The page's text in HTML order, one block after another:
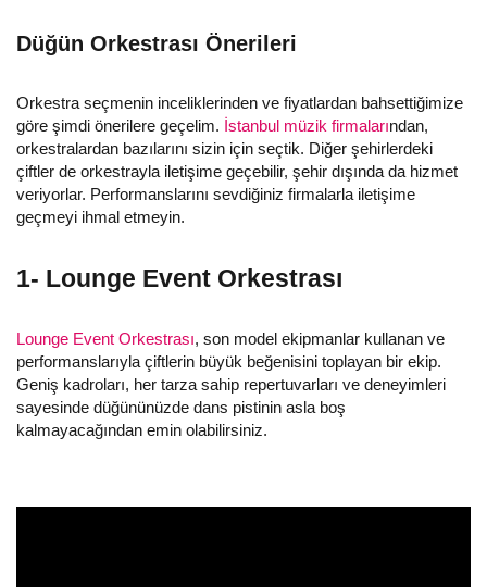
Düğün Orkestrası Önerileri
Orkestra seçmenin inceliklerinden ve fiyatlardan bahsettiğimize
göre şimdi önerilere geçelim. İstanbul müzik firmalarından,
orkestralardan bazılarını sizin için seçtik. Diğer şehirlerdeki
çiftler de orkestrayla iletişime geçebilir, şehir dışında da hizmet
veriyorlar. Performanslarını sevdiğiniz firmalarla iletişime
geçmeyi ihmal etmeyin.
1- Lounge Event Orkestrası
Lounge Event Orkestrası, son model ekipmanlar kullanan ve
performanslarıyla çiftlerin büyük beğenisini toplayan bir ekip.
Geniş kadroları, her tarza sahip repertuvarları ve deneyimleri
sayesinde düğününüzde dans pistinin asla boş
kalmayacağından emin olabilirsiniz.